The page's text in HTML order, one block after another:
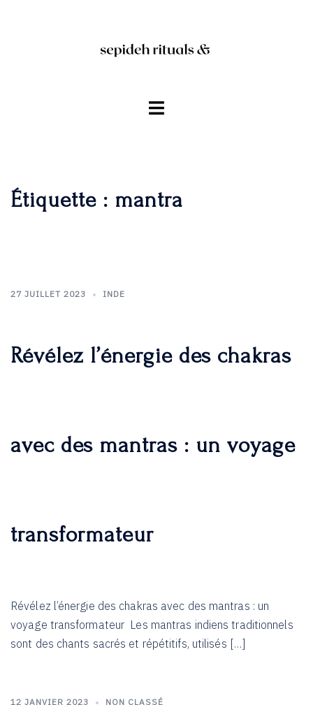
Ouvrir/fermer
Étiquette : mantra
27 JUILLET 2023 INDE
Révélez l’énergie des chakras
avec des mantras : un voyage
transformateur
Révélez l’énergie des chakras avec des mantras : un
voyage transformateur Les mantras indiens traditionnels
sont des chants sacrés et répétitifs, utilisés […]
12 JANVIER 2023 NON CLASSÉ